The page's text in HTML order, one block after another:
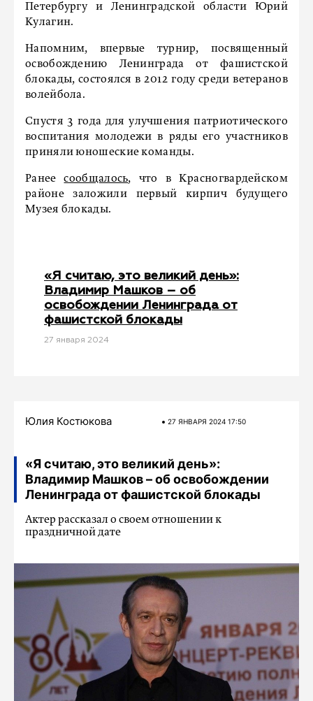
Петербургу и Ленинградской области Юрий
Кулагин.
Напомним, впервые турнир, посвященный
освобождению Ленинграда от фашистской
блокады, состоялся в 2012 году среди ветеранов
волейбола.
Спустя 3 года для улучшения патриотического
воспитания молодежи в ряды его участников
приняли юношеские команды.
Ранеесообщалось, что в Красногвардейском
районе заложили первый кирпич будущего
Музея блокады.
«Я считаю, это великий день»:
Владимир Машков – об
освобождении Ленинграда от
фашистской блокады
27 января 2024
Юлия Костюкова 27 ЯНВАРЯ 2024 17:50
«Я считаю, это великий день»:
Владимир Машков – об освобождении
Ленинграда от фашистской блокады
Актер рассказал о своем отношении к
праздничной дате